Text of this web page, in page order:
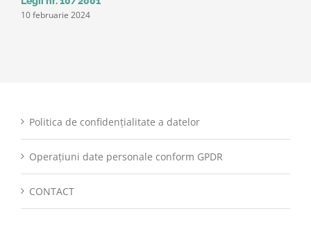
10 februarie 2024
Politica de confidențialitate a datelor
Operațiuni date personale conform GPDR
CONTACT